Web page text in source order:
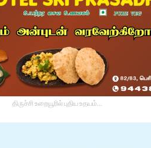
திருச்சி உறையூரில் புதிய உதயம்...